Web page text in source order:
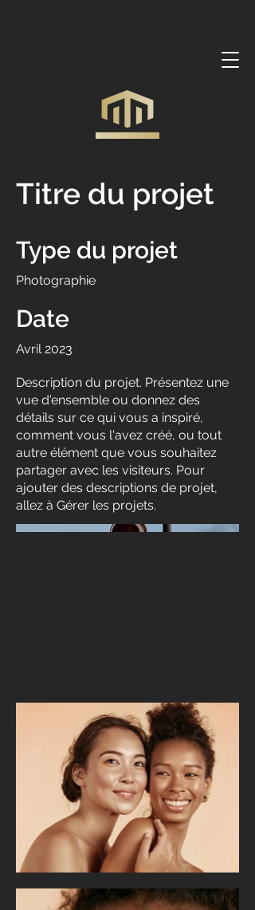
Titre du projet
Type du projet
Photographie
Date
Avril 2023
Description du projet. Présentez une
vue d'ensemble ou donnez des
détails sur ce qui vous a inspiré,
comment vous l'avez créé, ou tout
autre élément que vous souhaitez
partager avec les visiteurs. Pour
ajouter des descriptions de projet,
allez à Gérer les projets.